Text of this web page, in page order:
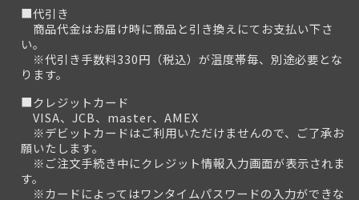
■代引き
商品代金はお届け時に商品と引き換えにてお支払い下さ
い。
※代引き手数料330円（税込）が温度帯毎、別途必要とな
ります。
■クレジットカード
VISA、JCB、master、AMEX
※デビットカードはご利用いただけませんので、ご了承お
願いたします。
※ご注文手続き中にクレジット情報入力画面が表示されま
す。
※カードによってはワンタイムパスワードの入力ができな